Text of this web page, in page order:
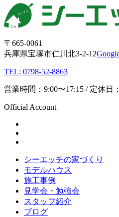
〒665-0061
兵庫県宝塚市仁川北3-2-12
TEL: 0798-52-8863
営業時間：9:00〜17:15 / 定休日
Official Account
シーエッチの家づくり
モデルハウス
施工事例
見学会・勉強会
スタッフ紹介
ブログ